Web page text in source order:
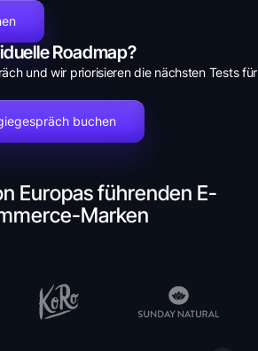
Roadmap?
und wir priorisieren die nächsten Tests für
buchen
Europas führenden E-
Marken